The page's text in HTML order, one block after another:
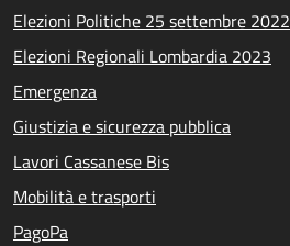
Elezioni Politiche 25 settembre 2022
Elezioni Regionali Lombardia 2023
Emergenza
Giustizia e sicurezza pubblica
Lavori Cassanese Bis
Mobilità e trasporti
PagoPa